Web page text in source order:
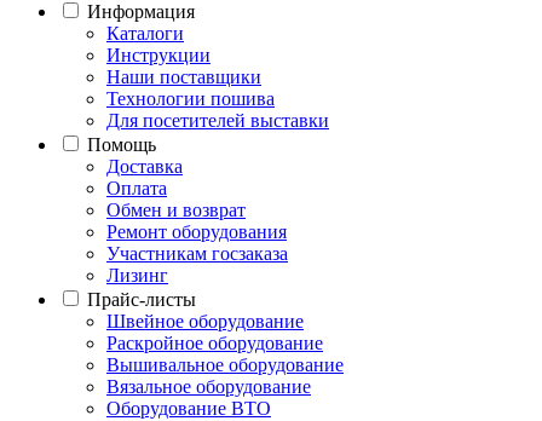
Информация
Каталоги
Инструкции
Наши поставщики
Технологии пошива
Для посетителей выставки
Помощь
Доставка
Оплата
Обмен и возврат
Ремонт оборудования
Участникам госзаказа
Лизинг
Прайс-листы
Швейное оборудование
Раскройное оборудование
Вышивальное оборудование
Вязальное оборудование
Оборудование ВТО